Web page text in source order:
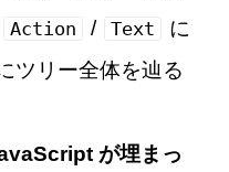
Action / Text
に
ツリー全体を辿る
が埋まっ